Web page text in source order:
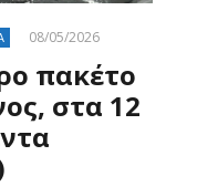
08/05/2026
πακέτο
στα 12